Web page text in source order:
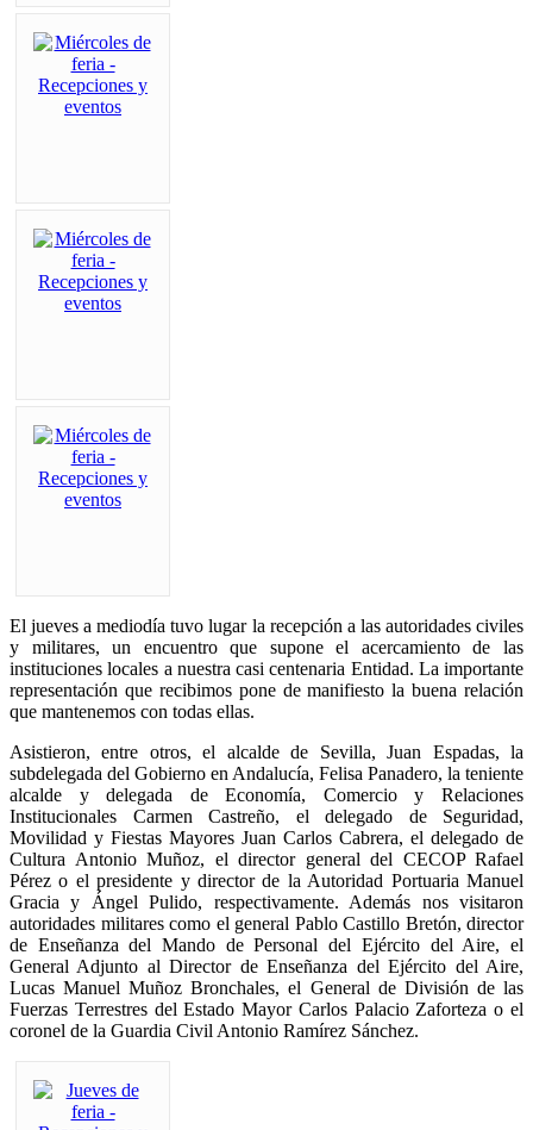
El jueves a mediodía tuvo lugar la recepción a las autoridades civiles
y militares, un encuentro que supone el acercamiento de las
instituciones locales a nuestra casi centenaria Entidad. La importante
representación que recibimos pone de manifiesto la buena relación
que mantenemos con todas ellas.
Asistieron, entre otros, el alcalde de Sevilla, Juan Espadas, la
subdelegada del Gobierno en Andalucía, Felisa Panadero, la teniente
alcalde y delegada de Economía, Comercio y Relaciones
Institucionales Carmen Castreño, el delegado de Seguridad,
Movilidad y Fiestas Mayores Juan Carlos Cabrera, el delegado de
Cultura Antonio Muñoz, el director general del CECOP Rafael
Pérez o el presidente y director de la Autoridad Portuaria Manuel
Gracia y Ángel Pulido, respectivamente. Además nos visitaron
autoridades militares como el general Pablo Castillo Bretón, director
de Enseñanza del Mando de Personal del Ejército del Aire, el
General Adjunto al Director de Enseñanza del Ejército del Aire,
Lucas Manuel Muñoz Bronchales, el General de División de las
Fuerzas Terrestres del Estado Mayor Carlos Palacio Zaforteza o el
coronel de la Guardia Civil Antonio Ramírez Sánchez.